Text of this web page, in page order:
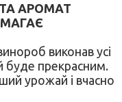
АРОМАТ
виконав усі
буде прекрасним.
урожай і вчасно